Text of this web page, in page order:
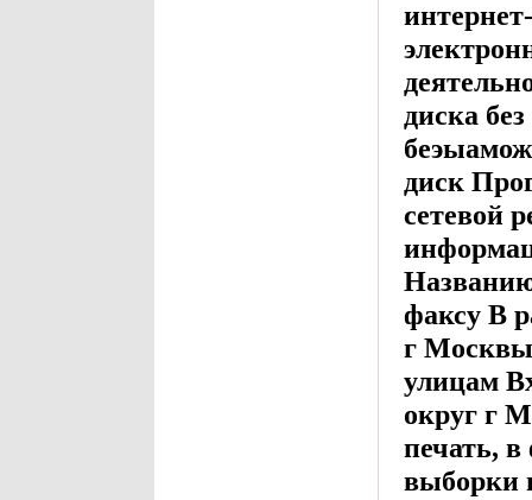
диска
диск
сетевой
факсу В
г Москвы
улицам
округ г
печать,
выборки